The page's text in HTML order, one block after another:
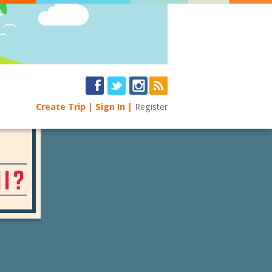
Create Trip Sign In Register